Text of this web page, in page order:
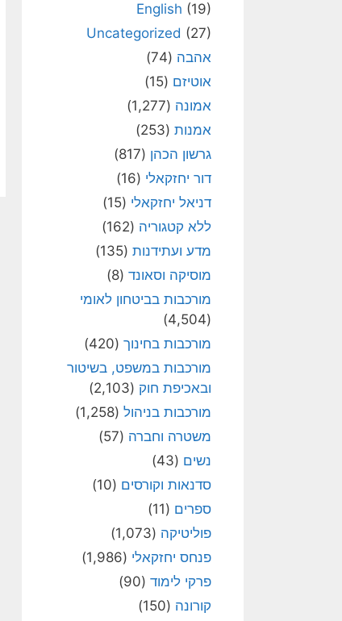
English (19)
Uncategorized (27)
אהבה (74)
אוטיזם (15)
אמונה (1,277)
אמנות (253)
גרשון הכהן (817)
דור יחזקאלי (16)
דניאל יחזקאלי (15)
ללא קטגוריה (162)
מדע ועתידנות (135)
מוסיקה וסאונד (8)
מורכבות בביטחון לאומי
(4,504)
מורכבות בחינוך (420)
מורכבות במשפט, בשיטור
ובאכיפת חוק (2,103)
מורכבות בניהול (1,258)
משטרה וחברה (57)
נשים (43)
סדנאות וקורסים (10)
ספרים (11)
פוליטיקה (1,073)
פנחס יחזקאלי (1,986)
פרקי לימוד (90)
קורונה (150)